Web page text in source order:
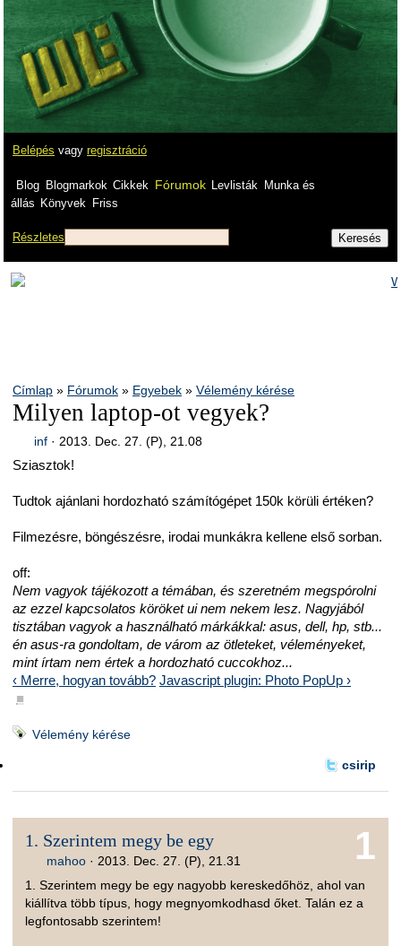
Belépés vagy regisztráció
Blog Blogmarkok Cikkek Fórumok Levlisták
Munka és
állás Könyvek Friss
Részletes
Címlap » Fórumok » Egyebek » Vélemény kérése
Milyen laptop-ot vegyek?
inf· 2013. Dec. 27. (P), 21.08
Sziasztok!
Tudtok ajánlani hordozható számítógépet 150k körüli értéken?
Filmezésre, böngészésre, irodai munkákra kellene első sorban.
off:
Nem vagyok tájékozott a témában, és szeretném megspórolni
az ezzel kapcsolatos köröket ui nem nekem lesz. Nagyjából
tisztában vagyok a használható márkákkal: asus, dell, hp, stb...
én asus-ra gondoltam, de várom az ötleteket, véleményeket,
mint írtam nem értek a hordozható cuccokhoz...
‹ Merre, hogyan tovább? Javascript plugin: Photo PopUp ›
■
Vélemény kérése
csirip
1
1. Szerintem megy be egy
mahoo · 2013. Dec. 27. (P), 21.31
1. Szerintem megy be egy nagyobb kereskedőhöz, ahol van
kiállítva több típus, hogy megnyomkodhasd őket. Talán ez a
legfontosabb szerintem!